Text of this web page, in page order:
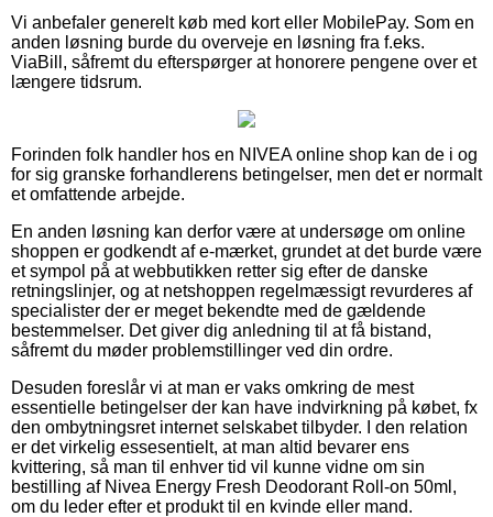
Vi anbefaler generelt køb med kort eller MobilePay. Som en
anden løsning burde du overveje en løsning fra f.eks.
ViaBill, såfremt du efterspørger at honorere pengene over et
længere tidsrum.
Forinden folk handler hos en NIVEA online shop kan de i og
for sig granske forhandlerens betingelser, men det er normalt
et omfattende arbejde.
En anden løsning kan derfor være at undersøge om online
shoppen er godkendt af e-mærket, grundet at det burde være
et sympol på at webbutikken retter sig efter de danske
retningslinjer, og at netshoppen regelmæssigt revurderes af
specialister der er meget bekendte med de gældende
bestemmelser. Det giver dig anledning til at få bistand,
såfremt du møder problemstillinger ved din ordre.
Desuden foreslår vi at man er vaks omkring de mest
essentielle betingelser der kan have indvirkning på købet, fx
den ombytningsret internet selskabet tilbyder. I den relation
er det virkelig essesentielt, at man altid bevarer ens
kvittering, så man til enhver tid vil kunne vidne om sin
bestilling af Nivea Energy Fresh Deodorant Roll-on 50ml,
om du leder efter et produkt til en kvinde eller mand.